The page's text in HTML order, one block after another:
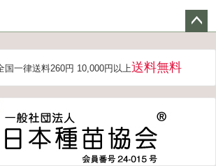
ジト
国一律送料260円 10,000円以上送料無料